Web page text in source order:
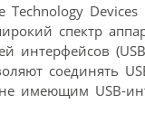
Technology Devices
спектр
интерфейсов
соединять
имеющим USB-